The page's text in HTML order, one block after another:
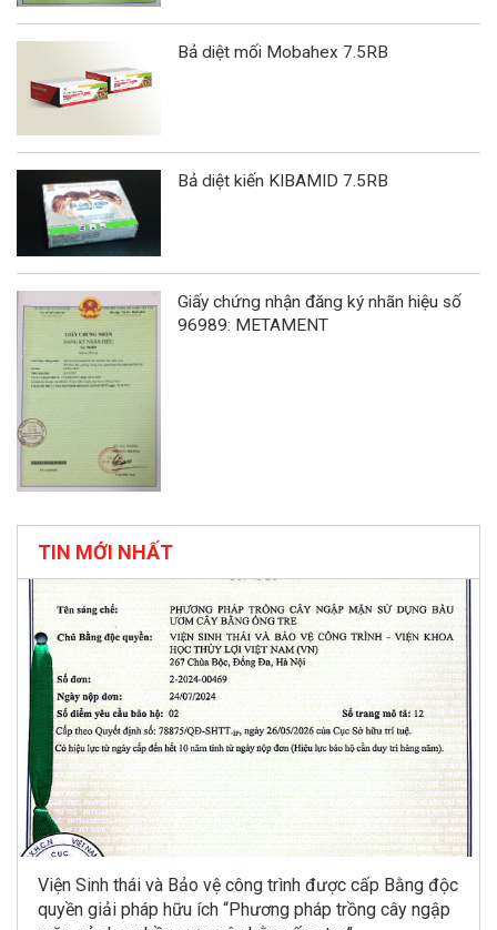
Bả diệt mối Mobahex 7.5RB
Bả diệt kiến KIBAMID 7.5RB
Giấy chứng nhận đăng ký nhãn hiệu số
96989: METAMENT
TIN MỚI NHẤT
Viện Sinh thái và Bảo vệ công trình được cấp Bằng độc
quyền giải pháp hữu ích “Phương pháp trồng cây ngập